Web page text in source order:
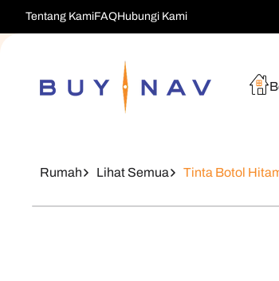
Langsung
Ke Konten
Tentang KamiFAQHubungi Kami
Rumah Lihat Semua Tinta Botol